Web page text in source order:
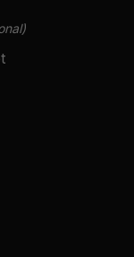
com
o